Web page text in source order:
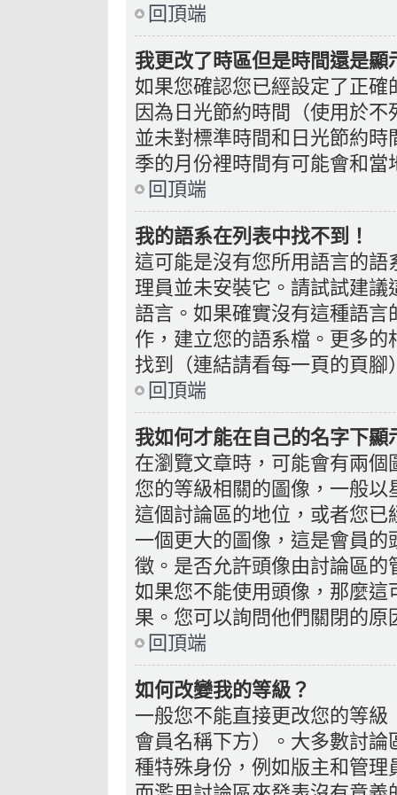
回頂端
我更改了時區但是時間還是顯
如果您確認您已經設定了正
因為日光節約時間（使用於
並未對標準時間和日光節約
季的月份裡時間有可能會和
回頂端
我的語系在列表中找不到！
這可能是沒有您所用語言的
理員並未安裝它。請試試建
語言。如果確實沒有這種語
作，建立您的語系檔。更多
找到（連結請看每一頁的頁腳
回頂端
我如何才能在自己的名字下顯
在瀏覽文章時，可能會有兩
您的等級相關的圖像，一般
這個討論區的地位，或者您
一個更大的圖像，這是會員
徵。是否允許頭像由討論區
如果您不能使用頭像，那麼
果。您可以詢問他們關閉的原
回頂端
如何改變我的等級？
一般您不能直接更改您的等
會員名稱下方）。大多數討
種特殊身份，例如版主和管